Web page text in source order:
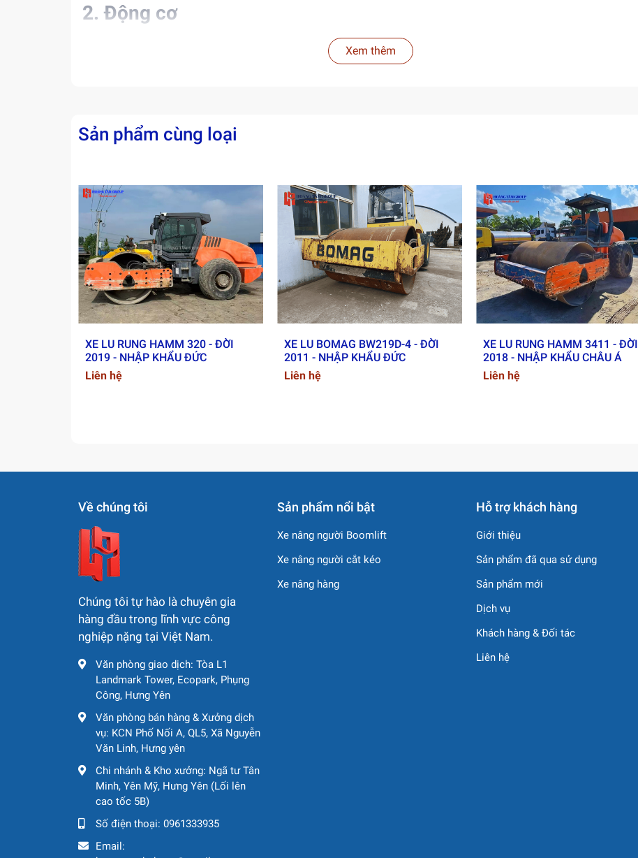
2. Động cơ
142 kW (~190 HP)
Cummins hoặc Deutz, tùy cấu hình thực tế của máy
Loại trống:
Tần số rung: 28 – 35 Hz (tùy chế độ vận hành)
4. Ứng dụng
Xe lu Dynapac CA602PD thích hợp cho:
• San lấp nền
• Đầm đất, đầm đá
• Công trình hạ tầng, đường giao thông
Xem thêm
Sản phẩm cùng loại
XE LU RUNG HAMM 320 - ĐỜI
2019 - NHẬP KHẨU ĐỨC
Liên hệ
XE LU BOMAG BW219D-4 - ĐỜI
2011 - NHẬP KHẨU ĐỨC
Liên hệ
XE LU RUNG HAMM 3411 - ĐỜI
2018 - NHẬP KHẨU CHÂU Á
Liên hệ
Về chúng tôi
Chúng tôi tự hào là chuyên gia
hàng đầu trong lĩnh vực công
nghiệp nặng tại Việt Nam.
Văn phòng giao dịch: Tòa L1
Landmark Tower, Ecopark, Phụng
Công, Hưng Yên
Văn phòng bán hàng & Xưởng dịch
vụ: KCN Phố Nối A, QL5, Xã Nguyễn
Văn Linh, Hưng yên
Chi nhánh & Kho xưởng: Ngã tư Tân
Minh, Yên Mỹ, Hưng Yên (Lối lên
cao tốc 5B)
Số điện thoại: 0961333935
Email:
Sản phẩm nổi bật
Xe nâng người Boomlift
Xe nâng người cắt kéo
Xe nâng hàng
Hỗ trợ khách hàng
Giới thiệu
Sản phẩm đã qua sử dụng
Sản phẩm mới
Dịch vụ
Khách hàng & Đối tác
Liên hệ